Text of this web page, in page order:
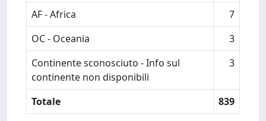
AF - Africa
7
OC - Oceania
3
Continente sconosciuto - Info sul
continente non disponibili
3
Totale 839